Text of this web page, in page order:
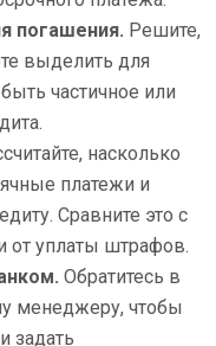
погашения. Решите,
выделить для
частичное или
насколько
платежи и
Сравните это с
уплаты штрафов.
Обратитесь в
менеджеру, чтобы
задать